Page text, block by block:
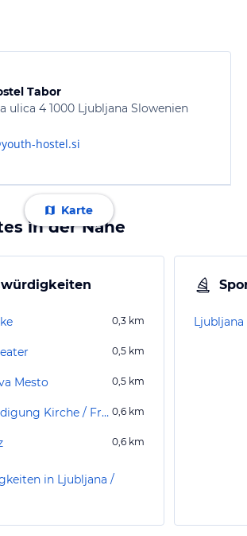
Tabor
ulica 4 1000 Ljubljana Slowenien
hostel.si
Karte
in der Nähe
0,3 km
0,5 km
Mesto 0,5 km
Mariä Verkündigung Kirche / Franziskanerkirche 0,6 km
0,6 km
in Ljubljana /